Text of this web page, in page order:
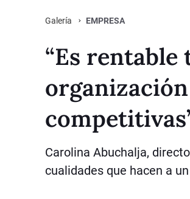
Galería EMPRESA
“Es
Carolina Abuchalja,
cualidades que hacen a